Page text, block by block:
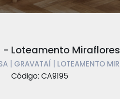
Loteamento
| GRAVATAÍ | LOTEAMENTO
Código: CA9195